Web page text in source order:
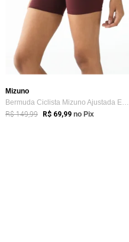
Mizuno
Bermuda Ciclista Mizuno Ajustada Essence Vinho
R$ 149,99 R$ 69,99 no Pix